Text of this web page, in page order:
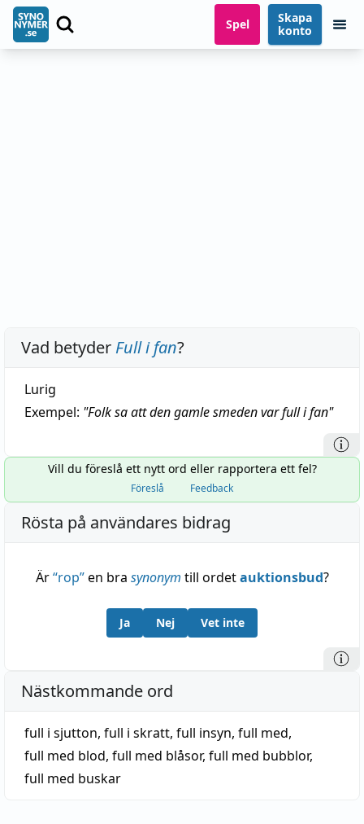
Spel
Skapa
konto
Vad betyder Full i fan?
Lurig
Exempel: "Folk sa att den gamle smeden var full i fan"
Vill du föreslå ett nytt ord eller rapportera ett fel?
Föreslå Feedback
Rösta på användares bidrag
Är“rop”en bra synonym till ordetauktionsbud?
Ja Nej Vet inte
Nästkommande ord
full i sjutton, full i skratt, full insyn, full med,
full med blod, full med blåsor, full med bubblor,
full med buskar